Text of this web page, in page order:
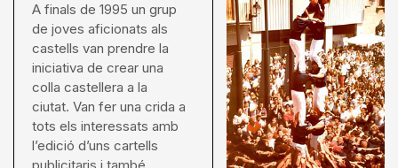
A finals de 1995 un grup
de joves aficionats als
castells van prendre la
iniciativa de crear una
colla castellera a la
ciutat. Van fer una crida a
tots els interessats amb
l’edició d’uns cartells